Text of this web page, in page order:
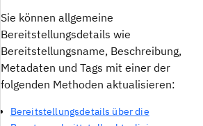
Sie können allgemeine
Bereitstellungsdetails wie
Bereitstellungsname, Beschreibung,
Metadaten und Tags mit einer der
folgenden Methoden aktualisieren:
Bereitstellungsdetails über die